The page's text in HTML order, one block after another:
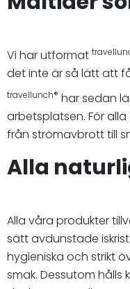
Vi har utformat
det inte är så lätt att
travellunch® har sedan
arbetsplatsen. För
från strömavbrott till
Alla
Alla våra produkter
sätt avdunstade
hygieniska och strikt
smak. Dessutom